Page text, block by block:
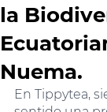
la
Nuema.
En Tippytea,